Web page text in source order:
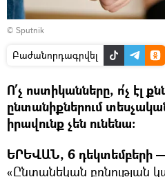
© Sputnik
Բաժանորդագրվել
Ո՛չ ոստիկանները, ո՛չ էլ
ընտանիքներում
իրավունք չեն ունենա։
ԵՐԵՎԱՆ, 6 դեկտեմբերի
«Ընտանեկան բռնության